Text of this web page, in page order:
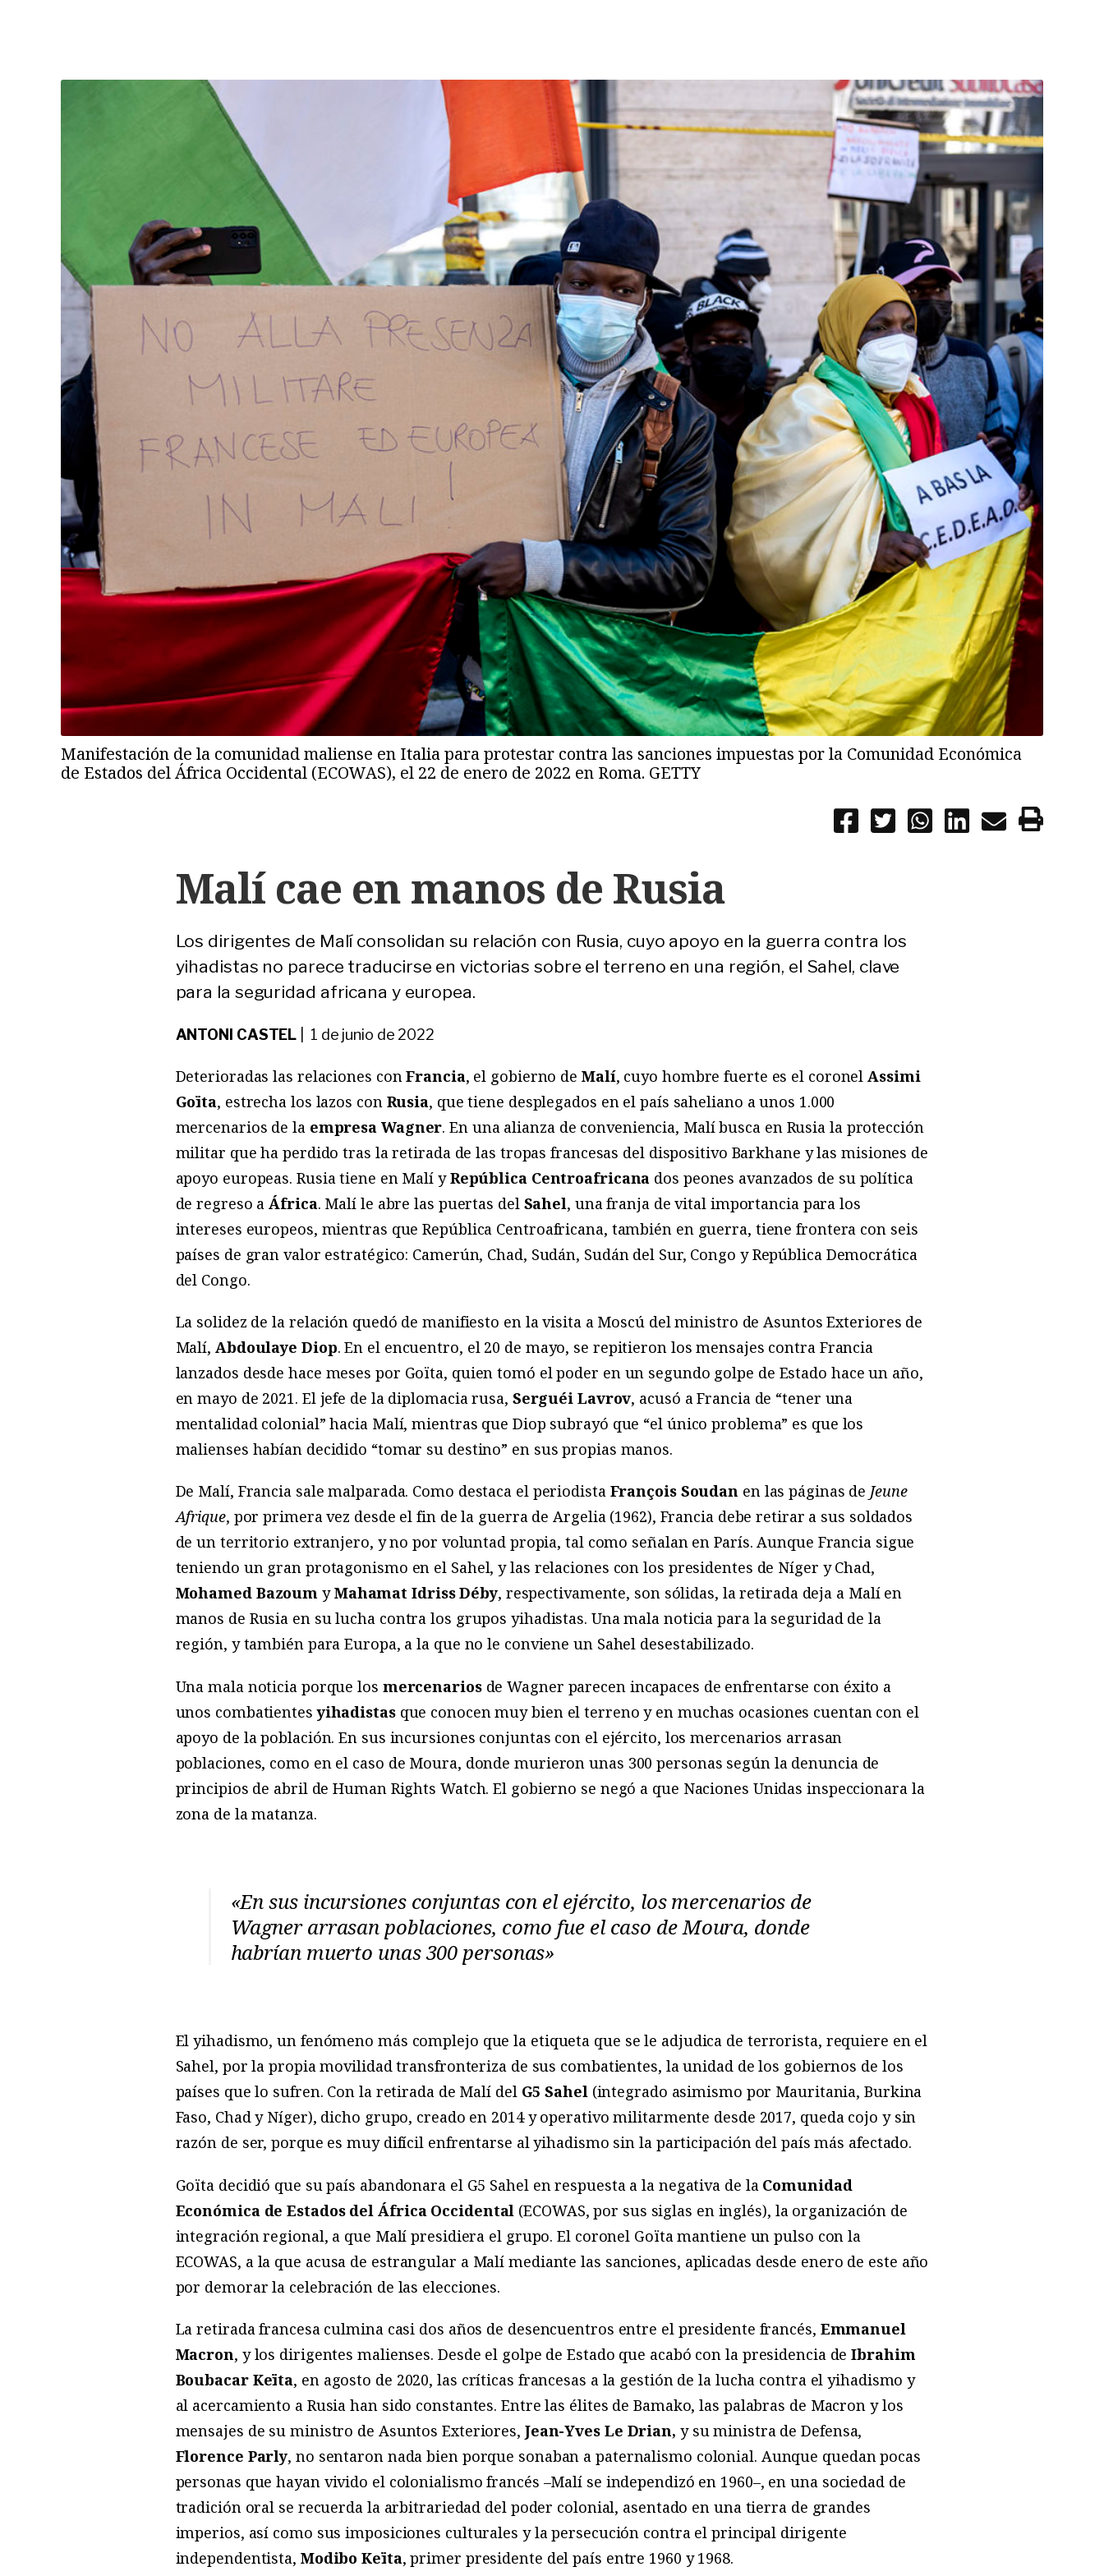
Manifestación de la comunidad maliense en Italia para protestar contra las sanciones impuestas por la Comunidad Económica
de Estados del África Occidental (ECOWAS), el 22 de enero de 2022 en Roma. GETTY
Malí cae en manos de Rusia
Los dirigentes de Malí consolidan su relación con Rusia, cuyo apoyo en la guerra contra los
yihadistas no parece traducirse en victorias sobre el terreno en una región, el Sahel, clave
para la seguridad africana y europea.
ANTONI CASTEL | 1 de junio de 2022
Deterioradas las relaciones conFrancia, el gobierno de Malí, cuyo hombre fuerte es el coronelAssimi
Goïta, estrecha los lazos con Rusia, que tiene desplegados en el país saheliano a unos 1.000
mercenarios de la empresa Wagner. En una alianza de conveniencia, Malí busca en Rusia la protección
militar que ha perdido tras la retirada de las tropas francesas del dispositivo Barkhane y las misiones de
apoyo europeas. Rusia tiene en Malí yRepública Centroafricana dos peones avanzados de su política
de regreso aÁfrica. Malí le abre las puertas del Sahel, una franja de vital importancia para los
intereses europeos, mientras que República Centroafricana, también en guerra, tiene frontera con seis
países de gran valor estratégico: Camerún, Chad, Sudán, Sudán del Sur, Congo y República Democrática
del Congo.
La solidez de la relación quedó de manifiesto en la visita a Moscú del ministro de Asuntos Exteriores de
Malí, Abdoulaye Diop. En el encuentro, el 20 de mayo, se repitieron los mensajes contra Francia
lanzados desde hace meses por Goïta, quien tomó el poder en un segundo golpe de Estado hace un año,
en mayo de 2021. El jefe de la diplomacia rusa, Serguéi Lavrov, acusó a Francia de “tener una
mentalidad colonial” hacia Malí, mientras que Diop subrayó que “el único problema” es que los
malienses habían decidido “tomar su destino” en sus propias manos.
De Malí, Francia sale malparada. Como destaca el periodista François Soudan en las páginas de Jeune
Afrique, por primera vez desde el fin de la guerra de Argelia (1962), Francia debe retirar a sus soldados
de un territorio extranjero, y no por voluntad propia, tal como señalan en París. Aunque Francia sigue
teniendo un gran protagonismo en el Sahel, y las relaciones con los presidentes de Níger y Chad,
Mohamed Bazoum yMahamat Idriss Déby, respectivamente, son sólidas, la retirada deja a Malí en
manos de Rusia en su lucha contra los grupos yihadistas. Una mala noticia para la seguridad de la
región, y también para Europa, a la que no le conviene un Sahel desestabilizado.
Una mala noticia porque los mercenariosde Wagner parecen incapaces de enfrentarse con éxito a
unos combatientesyihadistasque conocen muy bien el terreno y en muchas ocasiones cuentan con el
apoyo de la población. En sus incursiones conjuntas con el ejército, los mercenarios arrasan
poblaciones, como en el caso de Moura, donde murieron unas 300 personas según la denuncia de
principios de abril de Human Rights Watch. El gobierno se negó a que Naciones Unidas inspeccionara la
zona de la matanza.
«En sus incursiones conjuntas con el ejército, los mercenarios de
Wagner arrasan poblaciones, como fue el caso de Moura, donde
habrían muerto unas 300 personas»
El yihadismo, un fenómeno más complejo que la etiqueta que se le adjudica de terrorista, requiere en el
Sahel, por la propia movilidad transfronteriza de sus combatientes, la unidad de los gobiernos de los
países que lo sufren. Con la retirada de Malí del G5 Sahel (integrado asimismo por Mauritania, Burkina
Faso, Chad y Níger), dicho grupo, creado en 2014 y operativo militarmente desde 2017, queda cojo y sin
razón de ser, porque es muy difícil enfrentarse al yihadismo sin la participación del país más afectado.
Goïta decidió que su país abandonara el G5 Sahel en respuesta a la negativa de la Comunidad
Económica de Estados del África Occidental (ECOWAS, por sus siglas en inglés), la organización de
integración regional, a que Malí presidiera el grupo. El coronel Goïta mantiene un pulso con la
ECOWAS, a la que acusa de estrangular a Malí mediante las sanciones, aplicadas desde enero de este año
por demorar la celebración de las elecciones.
La retirada francesa culmina casi dos años de desencuentros entre el presidente francés, Emmanuel
Macron, y los dirigentes malienses. Desde el golpe de Estado que acabó con la presidencia deIbrahim
Boubacar Keïta, en agosto de 2020, las críticas francesas a la gestión de la lucha contra el yihadismo y
al acercamiento a Rusia han sido constantes. Entre las élites de Bamako, las palabras de Macron y los
mensajes de su ministro de Asuntos Exteriores, Jean-Yves Le Drian, y su ministra de Defensa,
Florence Parly, no sentaron nada bien porque sonaban a paternalismo colonial. Aunque quedan pocas
personas que hayan vivido el colonialismo francés –Malí se independizó en 1960–, en una sociedad de
tradición oral se recuerda la arbitrariedad del poder colonial, asentado en una tierra de grandes
imperios, así como sus imposiciones culturales y la persecución contra el principal dirigente
independentista, Modibo Keïta, primer presidente del país entre 1960 y 1968.